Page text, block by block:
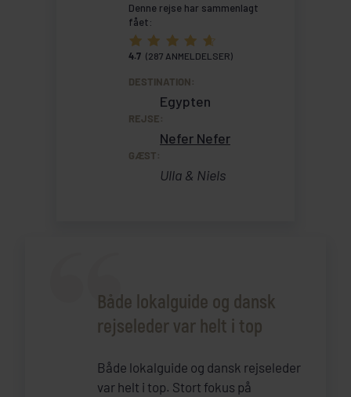
Denne rejse har sammenlagt
fået:
4.7 (287 ANMELDELSER)
DESTINATION:
Egypten
REJSE:
Nefer Nefer
GÆST:
Ulla & Niels
Både lokalguide og dansk
rejseleder var helt i top
Både lokalguide og dansk rejseleder
var helt i top. Stort fokus på